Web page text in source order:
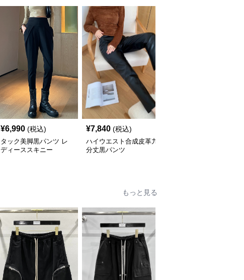
¥6,990 (税込)
タック美脚黒パンツ レ
ディーススキニー
¥7,840 (税込)
ハイウエスト合成皮革九
分丈黒パンツ
もっと見る